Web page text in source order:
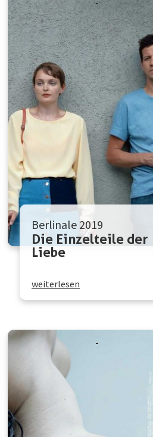
Berlinale 2019
Die Einzelteile der
Liebe
weiterlesen